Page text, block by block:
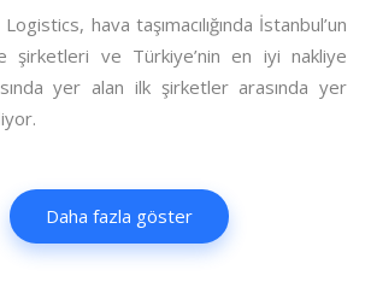
hava taşımacılığında İstanbul’un
şirketleri ve Türkiye’nin en iyi nakliye
yer alan ilk şirketler arasında yer
Daha fazla göster